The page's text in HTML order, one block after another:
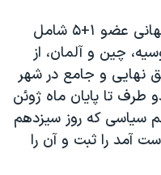
گفتگوهای ایران با شش قدرت جهانی عضو ۱+۵ شامل
چین و آلمان، از
نهایی و جامع در شهر
طرف تا پایان ماه ژوئن
سیاسی که روز سیزدهم
آمد را ثبت و آن را